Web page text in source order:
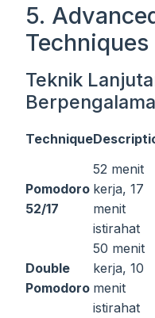
5.
Techniques
Teknik
Technique
Pomodoro
52/17
52 menit
kerja, 17
menit
istirahat
Double
Pomodoro
50 menit
kerja, 10
menit
istirahat